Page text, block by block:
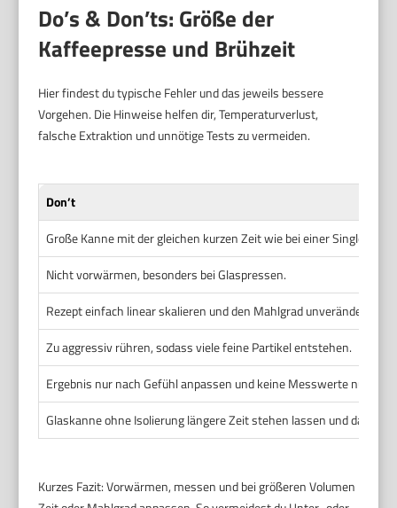
Do’s & Don’ts: Größe der
Kaffeepresse und Brühzeit
Hier findest du typische Fehler und das jeweils bessere
Vorgehen. Die Hinweise helfen dir, Temperaturverlust,
falsche Extraktion und unnötige Tests zu vermeiden.
Don’t
Große Kanne mit der gleichen kurzen Zeit wie bei einer Single-
Nicht vorwärmen, besonders bei Glaspressen.
Rezept einfach linear skalieren und den Mahlgrad unverändert
Zu aggressiv rühren, sodass viele feine Partikel entstehen.
Ergebnis nur nach Gefühl anpassen und keine Messwerte nutzen.
Glaskanne ohne Isolierung längere Zeit stehen lassen und dann
Kurzes Fazit: Vorwärmen, messen und bei größeren Volumen